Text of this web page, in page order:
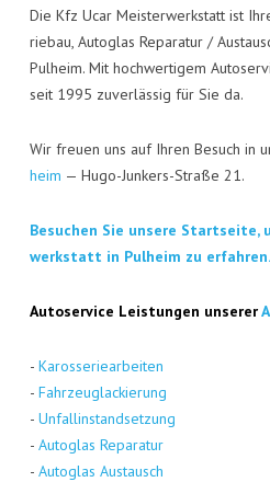
Die Kfz Ucar Meis­ter­werk­statt ist
rie­bau, Auto­glas Repa­ra­tur /
Pul­heim. Mit hoch­wer­ti­gem
seit 1995 zuver­läs­sig für Sie da.
Wir freu­en uns auf Ihren Besuch in
heim — Hugo-Jun­kers-Stra­ße 21.
Besu­chen Sie unse­re Start­sei­te,
werk­statt in Pul­heim zu erfahren.
Auto­ser­vice Leis­tun­gen unse­rer
- Karos­se­rie­ar­bei­ten
- Fahr­zeug­la­ckie­rung
- Unfall­in­stand­set­zung
- Auto­glas Repa­ra­tur
- Auto­glas Aus­tausch